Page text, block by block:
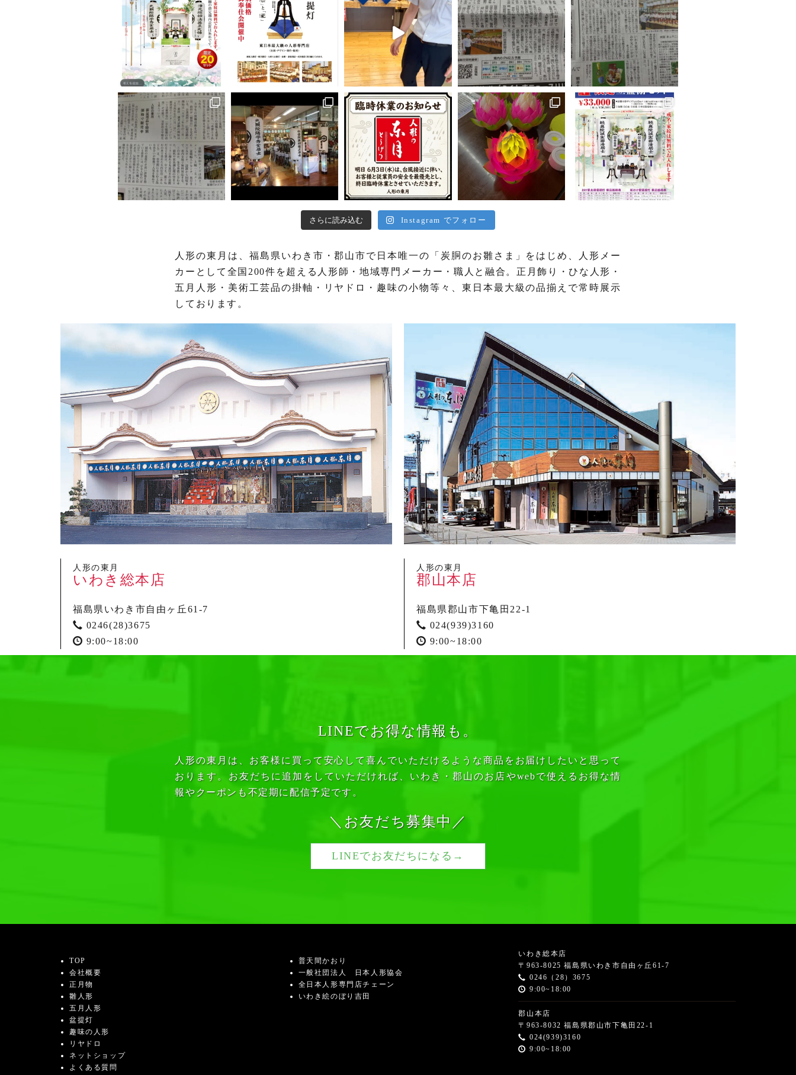
さらに読み込む Instagram でフォロー
人形の東月は、福島県いわき市・郡山市で日本唯一の「炭胴のお雛さま」をはじめ、人形メー
カーとして全国200件を超える人形師・地域専門メーカー・職人と融合。正月飾り・ひな人形・
五月人形・美術工芸品の掛軸・リヤドロ・趣味の小物等々、東日本最大級の品揃えで常時展示
しております。
人形の東月
いわき総本店
福島県いわき市自由ヶ丘61-7
0246(28)3675
9:00~18:00
人形の東月
郡山本店
福島県郡山市下亀田22-1
024(939)3160
9:00~18:00
LINEでお得な情報も。
人形の東月は、お客様に買って安心して喜んでいただけるような商品をお届けしたいと思って
おります。お友だちに追加をしていただければ、いわき・郡山のお店やwebで使えるお得な情
報やクーポンも不定期に配信予定です。
＼お友だち募集中／
LINEでお友だちになる→
TOP
会社概要
正月物
雛人形
五月人形
盆提灯
趣味の人形
リヤドロ
ネットショップ
よくある質問
普天間かおり
一般社団法人 日本人形協会
全日本人形専門店チェーン
いわき絵のぼり吉田
いわき総本店
〒963-8025 福島県いわき市自由ヶ丘61-7
0246（28）3675
9:00~18:00
郡山本店
〒963-8032 福島県郡山市下亀田22-1
024(939)3160
9:00~18:00